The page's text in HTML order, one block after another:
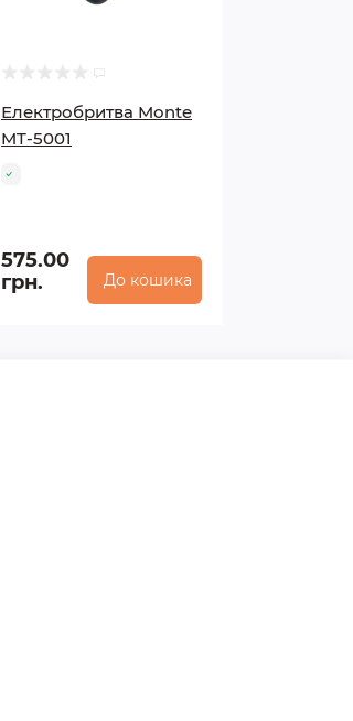
Електробритва Monte
MT-5001
575.00
грн.
До кошика